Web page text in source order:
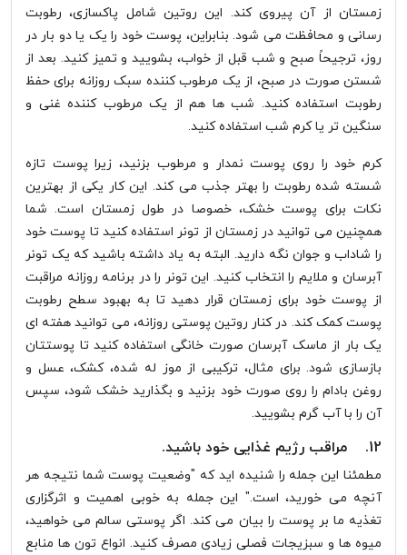
زمستان از آن پیروی کند. این روتین شامل پاکسازی، رطوبت
رسانی و محافظت می شود. بنابراین، پوست خود را یک یا دو بار در
روز، ترجیحاً صبح و شب قبل از خواب، بشویید و تمیز کنید. بعد از
شستن صورت در صبح، از یک مرطوب کننده سبک روزانه برای حفظ
رطوبت استفاده کنید. شب ها هم از یک مرطوب کننده غنی و
سنگین تر یا کرم شب استفاده کنید.
کرم خود را روی پوست نمدار و مرطوب بزنید، زیرا پوست تازه
شسته شده رطوبت را بهتر جذب می کند. این کار یکی از بهترین
نکات برای پوست خشک، خصوصا در طول زمستان است. شما
همچنین می توانید در زمستان از تونر استفاده کنید تا پوست خود
را شاداب و جوان نگه دارید. البته به یاد داشته باشید که یک تونر
آبرسان و ملایم را انتخاب کنید. این تونر را در برنامه روزانه مراقبت
از پوست خود برای زمستان قرار دهید تا به بهبود سطح رطوبت
پوست کمک کند. در کنار روتین پوستی روزانه، می توانید هفته ای
یک بار از ماسک آبرسان صورت خانگی استفاده کنید تا پوستتان
بازسازی شود. برای مثال، ترکیبی از موز له شده، کشک، عسل و
روغن بادام را روی صورت خود بزنید و بگذارید خشک شود، سپس
آن را با آب گرم بشویید.
12. مراقب رژیم غذایی خود باشید.
مطمئنا این جمله را شنیده اید که "وضعیت پوست شما نتیجه هر
آنچه می خورید، است." این جمله به خوبی اهمیت و اثرگزاری
تغذیه ما بر پوست را بیان می کند. اگر پوستی سالم می خواهید،
میوه ها و سبزیجات فصلی زیادی مصرف کنید. انواع تون ها منابع